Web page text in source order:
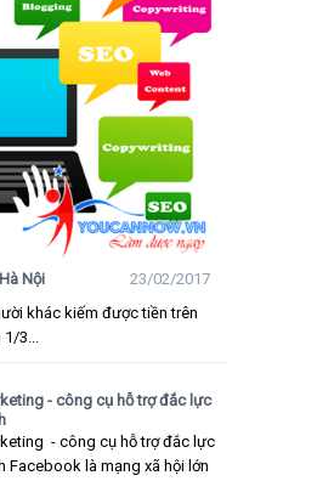
Nội
23/02/2017
khác kiếm được tiền trên
3...
- công cụ hỗ trợ đắc lực
- công cụ hỗ trợ đắc lực
Facebook là mạng xã hội lớn